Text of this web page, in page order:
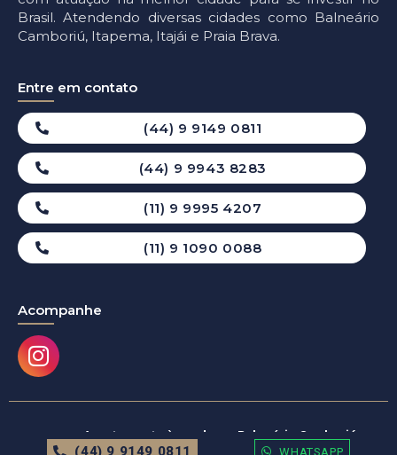
(44) 9 9149 0811 WHATSAPP
Brasil. Atendendo diversas cidades como Balneário
Camboriú, Itapema, Itajái e Praia Brava.
Entre em contato
(44) 9 9149 0811
(44) 9 9943 8283
(11) 9 9995 4207
(11) 9 1090 0088
Acompanhe
Apartamento à venda em Balneário Camboriú